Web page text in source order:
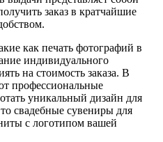
заказ в кратчайшие
как печать фотографий в
индивидуального
на стоимость заказа. В
профессиональные
уникальный дизайн для
свадебные сувениры для
с логотипом вашей